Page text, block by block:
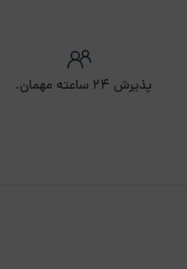
پذیرش ۲۴ ساعته مهمان.